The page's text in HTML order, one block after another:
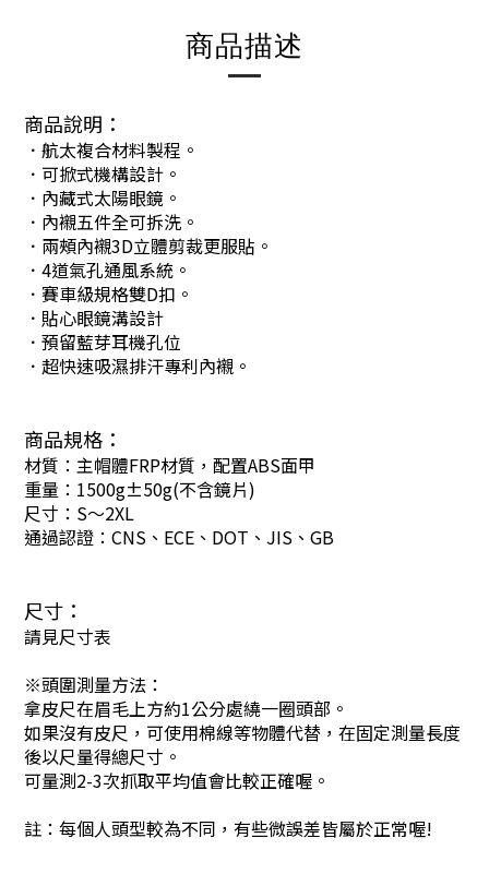
商品描述
商品說明：
．航太複合材料製程。
．可掀式機構設計。
．內藏式太陽眼鏡。
．內襯五件全可拆洗。
．兩頰內襯3D立體剪裁更服貼。
．4道氣孔通風系統。
．賽車級規格雙D扣。
．貼心眼鏡溝設計
．預留藍芽耳機孔位
．超快速吸濕排汗專利內襯。
商品規格：
材質：主帽體FRP材質，配置ABS面甲
重量：1500g±50g(不含鏡片)
尺寸：S～2XL
通過認證：CNS、ECE、DOT、JIS、GB
尺寸：
請見尺寸表
※頭圍測量方法：
拿皮尺在眉毛上方約1公分處繞一圈頭部。
如果沒有皮尺，可使用棉線等物體代替，在固定測量長度
後以尺量得總尺寸。
可量測2-3次抓取平均值會比較正確喔。
註：每個人頭型較為不同，有些微誤差皆屬於正常喔!